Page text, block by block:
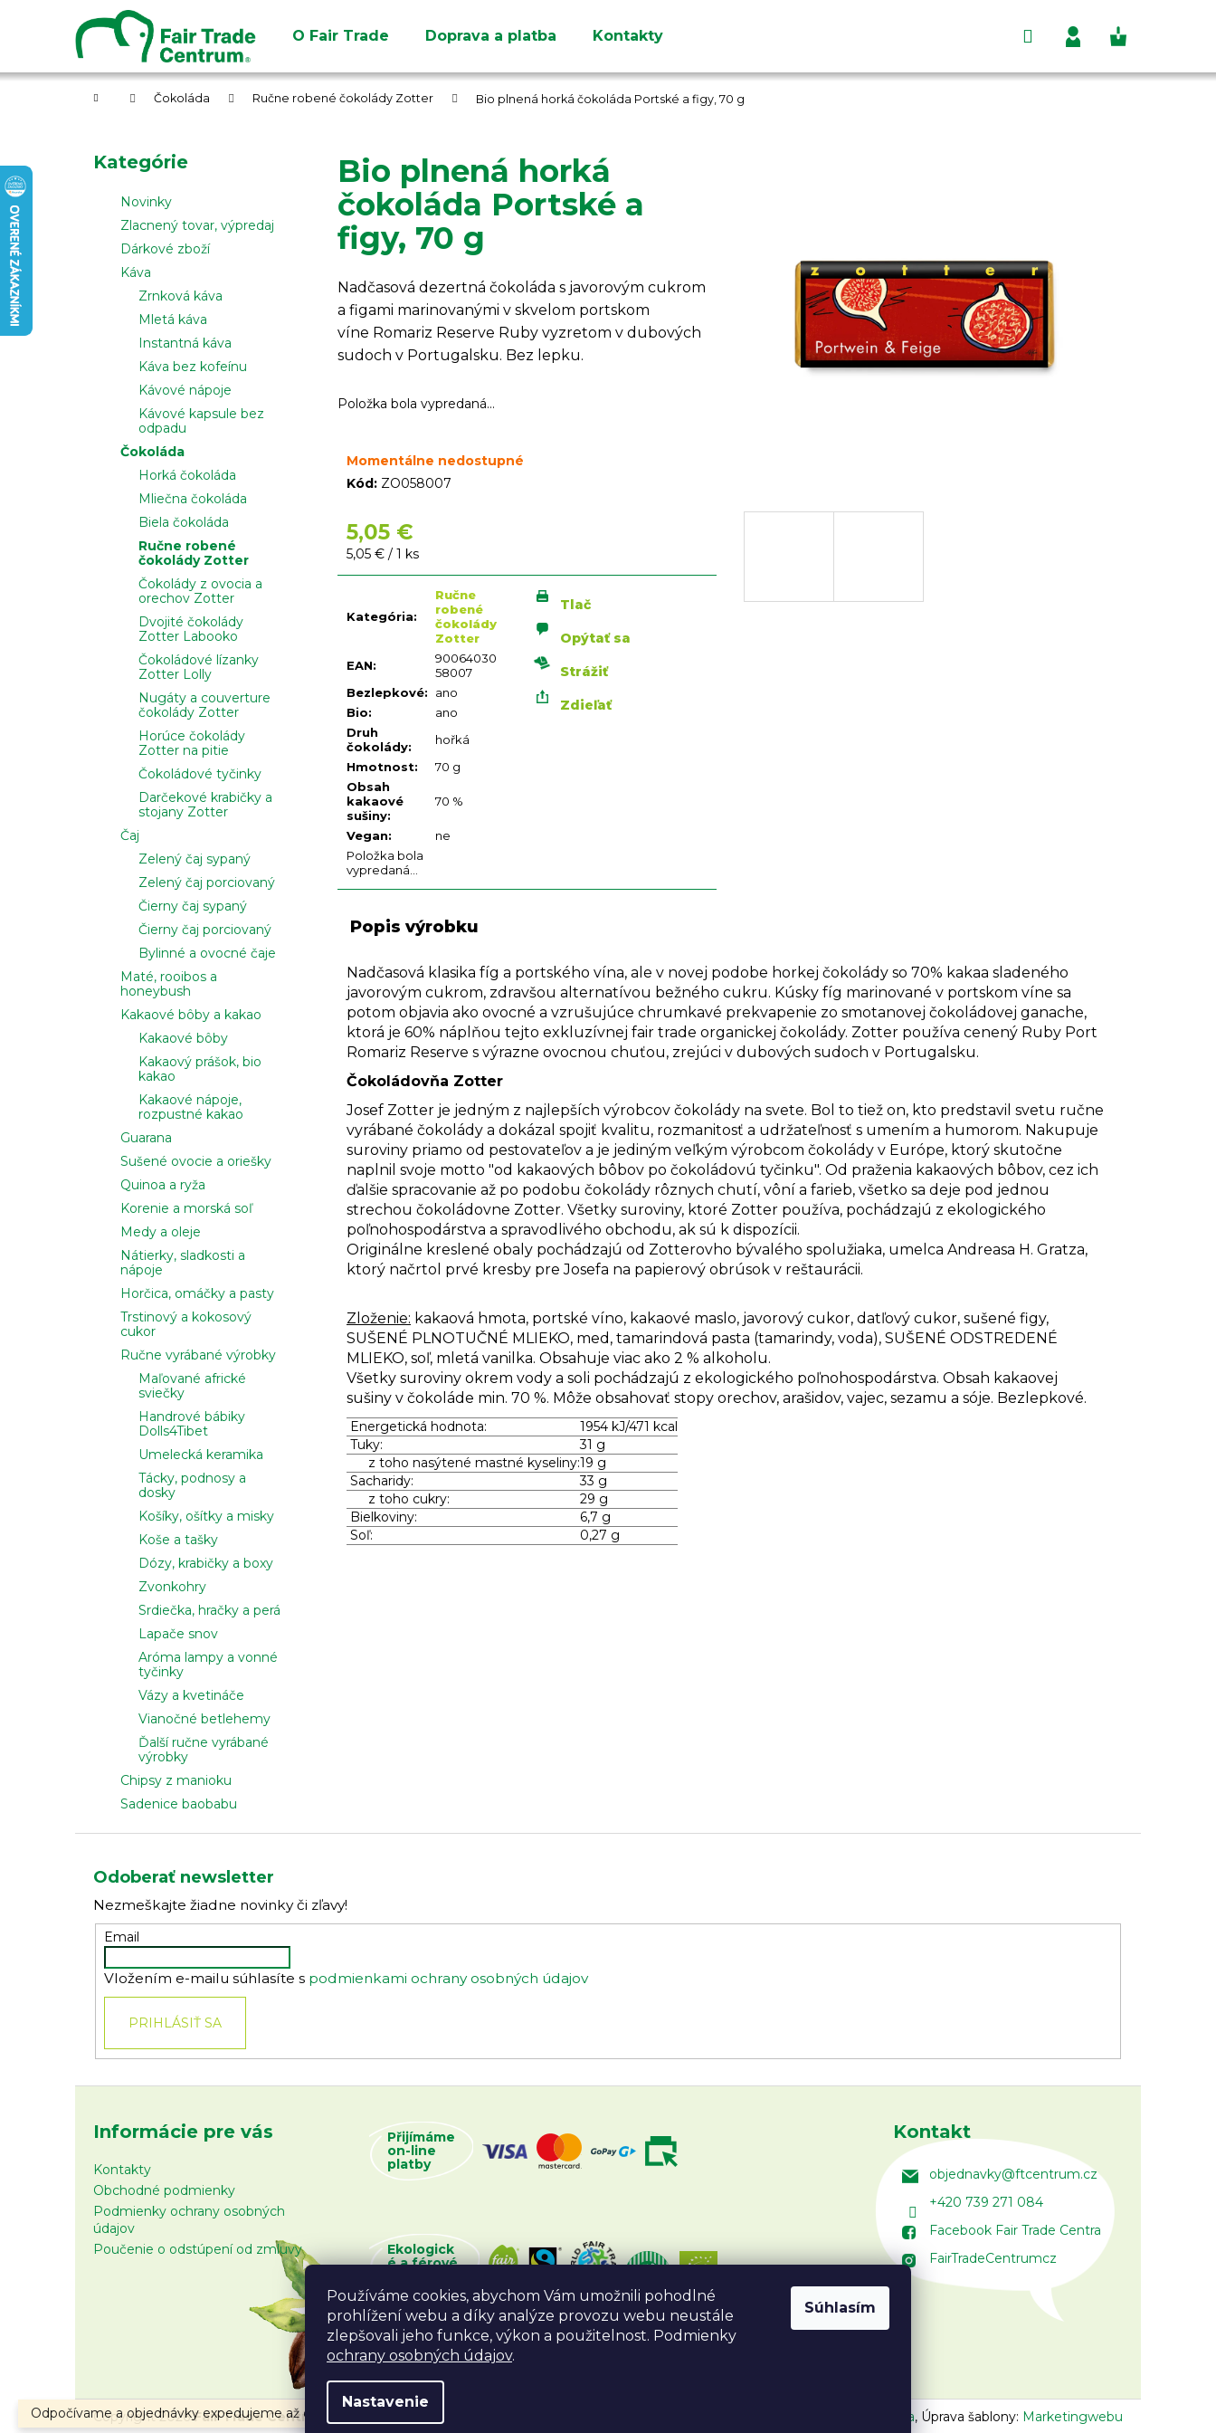
Používáme cookies, abychom Vám umožnili pohodlné
prohlížení webu a díky analýze provozu webu neustále
zlepšovali jeho funkce, výkon a použitelnost. Podmienky
ochrany osobných údajov.
Nastavenie
Súhlasím
Odpočívame a objednávky expedujeme až od 10.8.2026.
O Fair Trade Doprava a platba Kontakty
Hľadať
Prihlásenie
Nákupný
Domov Čokoláda Ručne robené čokolády Zotter Bio plnená horká čokoláda Portské a figy, 70 g
Preskočiť
kategórie
Kategórie
Novinky
Zlacnený tovar, výpredaj
Dárkové zboží
Káva
Zrnková káva
Mletá káva
Instantná káva
Káva bez kofeínu
Kávové nápoje
Kávové kapsule bez
odpadu
Čokoláda
Horká čokoláda
Mliečna čokoláda
Biela čokoláda
Ručne robené
čokolády Zotter
Čokolády z ovocia a
orechov Zotter
Dvojité čokolády
Zotter Labooko
Čokoládové lízanky
Zotter Lolly
Nugáty a couverture
čokolády Zotter
Horúce čokolády
Zotter na pitie
Čokoládové tyčinky
Darčekové krabičky a
stojany Zotter
Čaj
Zelený čaj sypaný
Zelený čaj porciovaný
Čierny čaj sypaný
Čierny čaj porciovaný
Bylinné a ovocné čaje
Maté, rooibos a
honeybush
Kakaové bôby a kakao
Kakaové bôby
Kakaový prášok, bio
kakao
Kakaové nápoje,
rozpustné kakao
Guarana
Sušené ovocie a oriešky
Quinoa a ryža
Korenie a morská soľ
Medy a oleje
Nátierky, sladkosti a
nápoje
Horčica, omáčky a pasty
Trstinový a kokosový
cukor
Ručne vyrábané výrobky
Maľované africké
sviečky
Handrové bábiky
Dolls4Tibet
Umelecká keramika
Tácky, podnosy a
dosky
Košíky, ošítky a misky
Koše a tašky
Dózy, krabičky a boxy
Zvonkohry
Srdiečka, hračky a perá
Lapače snov
Aróma lampy a vonné
tyčinky
Vázy a kvetináče
Vianočné betlehemy
Ďalší ručne vyrábané
výrobky
Chipsy z manioku
Sadenice baobabu
Bio plnená horká
čokoláda Portské a
figy, 70 g
Nadčasová dezertná čokoláda s javorovým cukrom
a figami marinovanými v skvelom portskom
víne Romariz Reserve Ruby vyzretom v dubových
sudoch v Portugalsku. Bez lepku.
Položka bola vypredaná…
Momentálne nedostupné
Kód: ZO058007
5,05 €
Jednotková
cena:
5,05 € / 1 ks
Kategória:
Ručne
robené
čokolády
Zotter
EAN:
90064030
58007
Bezlepkové:
ano
Bio:
ano
Druh
čokolády:
hořká
Hmotnost:
70 g
Obsah
kakaové
sušiny:
70 %
Vegan:
ne
Položka bola
vypredaná…
Tlač
Opýtať sa
Strážiť
Zdieľať
Popis výrobku
Nadčasová klasika fíg a portského vína, ale v novej podobe horkej čokolády so 70% kakaa sladeného
javorovým cukrom, zdravšou alternatívou bežného cukru. Kúsky fíg marinované v portskom víne sa
potom objavia ako ovocné a vzrušujúce chrumkavé prekvapenie zo smotanovej čokoládovej ganache,
ktorá je 60% náplňou tejto exkluzívnej fair trade organickej čokolády. Zotter používa cenený Ruby Port
Romariz Reserve s výrazne ovocnou chuťou, zrejúci v dubových sudoch v Portugalsku.
Čokoládovňa Zotter
Josef Zotter je jedným z najlepších výrobcov čokolády na svete. Bol to tiež on, kto predstavil svetu ručne
vyrábané čokolády a dokázal spojiť kvalitu, rozmanitosť a udržateľnosť s umením a humorom. Nakupuje
suroviny priamo od pestovateľov a je jediným veľkým výrobcom čokolády v Európe, ktorý skutočne
naplnil svoje motto "od kakaových bôbov po čokoládovú tyčinku". Od praženia kakaových bôbov, cez ich
ďalšie spracovanie až po podobu čokolády rôznych chutí, vôní a farieb, všetko sa deje pod jednou
strechou čokoládovne Zotter. Všetky suroviny, ktoré Zotter používa, pochádzajú z ekologického
poľnohospodárstva a spravodlivého obchodu, ak sú k dispozícii.
Originálne kreslené obaly pochádzajú od Zotterovho bývalého spolužiaka, umelca Andreasa H. Gratza,
ktorý načrtol prvé kresby pre Josefa na papierový obrúsok v reštaurácii.
Zloženie: kakaová hmota, portské víno, kakaové maslo, javorový cukor, datľový cukor, sušené figy,
SUŠENÉ PLNOTUČNÉ MLIEKO, med, tamarindová pasta (tamarindy, voda), SUŠENÉ ODSTREDENÉ
MLIEKO, soľ, mletá vanilka. Obsahuje viac ako 2 % alkoholu.
Všetky suroviny okrem vody a soli pochádzajú z ekologického poľnohospodárstva. Obsah kakaovej
sušiny v čokoláde min. 70 %. Môže obsahovať stopy orechov, arašidov, vajec, sezamu a sóje. Bezlepkové.
Energetická hodnota:
1954 kJ/471 kcal
Tuky:
31 g
z toho nasýtené mastné kyseliny:19 g
Sacharidy:
33 g
z toho cukry:
29 g
Bielkoviny:
6,7 g
Soľ:
0,27 g
í
Späť
do
Späť
do
Čo potrebujete nájsť?
HĽADAŤ
Odporúčame
Odoberať newsletter
Nezmeškajte žiadne novinky či zľavy!
Email
Vložením e-mailu súhlasíte s podmienkami ochrany osobných údajov
PRIHLÁSIŤ SA
Informácie pre vás
Kontakty
Obchodné podmienky
Podmienky ochrany osobných
údajov
Poučenie o odstúpení od zmluvy
Přijímáme
on-line
platby
Ekologick
é a férové
Kontakt
objednavky@ftcentrum.cz
+420 739 271 084
Facebook Fair Trade Centra
FairTradeCentrumcz
Vojtěch Lunga, Úprava šablony: Marketingwebu
Copyright 2026Fair Trade Centrum . Všetky práva vyhradené.